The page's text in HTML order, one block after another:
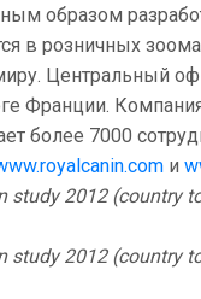
образом
в розничных
Центральный
Франции.
более 7000
и
2012 (country
2012 (country